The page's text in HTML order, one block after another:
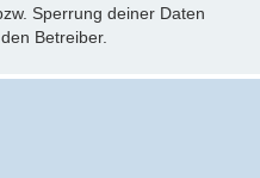
Sperrung deiner Daten
Betreiber.